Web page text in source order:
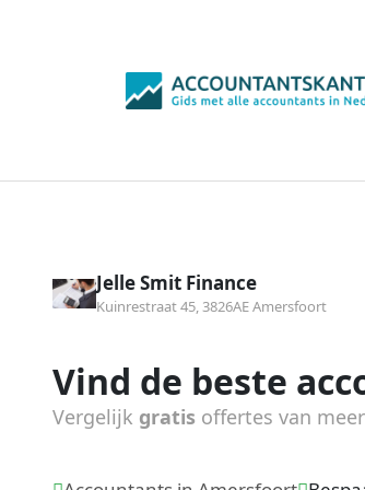
Jelle Smit Finance
Kuinrestraat 45, 3826AE Amersfoort
Vind de beste
Vergelijk gratis offertes van